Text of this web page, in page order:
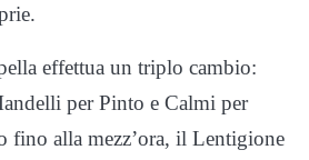
effettua un triplo cambio:
per Pinto e Calmi per
fino alla mezz’ora, il Lentigione